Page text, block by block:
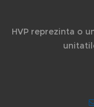
HVP reprezinta o